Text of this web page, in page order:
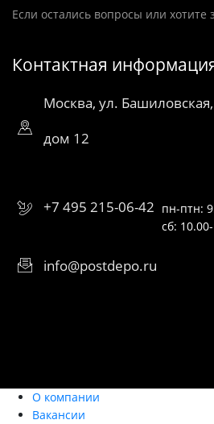
Если остались вопросы или хотите
Контактная
Москва, ул. Башиловская,
дом 12
+7 495 215-06-42 пн-птн:
сб:
info@postdepo.ru
О компании
Вакансии